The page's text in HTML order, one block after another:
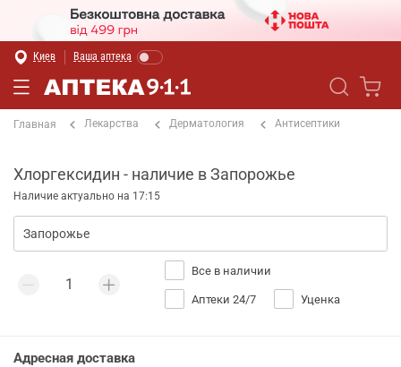
Киев Ваша аптека
Главная Лекарства Дерматология Антисептики
Хлоргексидин - наличие в Запорожье
Наличие актуально на 17:15
Все в наличии
Аптеки 24/7 Уценка
Адресная доставка